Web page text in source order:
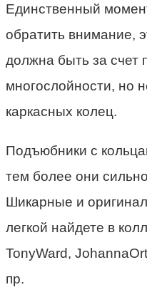
Единственный
обратить внимание,
должна быть за счет
многослойности, но
каркасных колец.
Подъюбники с
тем более они
Шикарные и
легкой найдете в
TonyWard,
пр.